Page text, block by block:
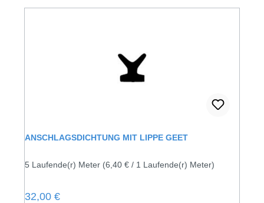
ANSCHLAGSDICHTUNG MIT LIPPE GEET
5 Laufende(r) Meter (6,40 € / 1 Laufende(r) Meter)
Regulärer Preis:
32,00 €